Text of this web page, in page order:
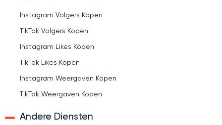
Instagram Volgers Kopen
TikTok Volgers Kopen
Instagram Likes Kopen
TikTok Likes Kopen
Instagram Weergaven Kopen
TikTok Weergaven Kopen
Andere Diensten